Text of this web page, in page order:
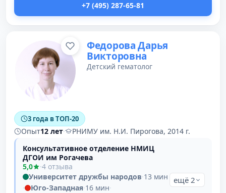
+7 (495) 287-65-81
Федорова Дарья
Викторовна
Детский гематолог
3 года в ТОП-20
Опыт12 лет·
РНИМУ им. Н.И. Пирогова, 2014 г.
Консультативное отделение НМИЦ
ДГОИ им Рогачева
5,0
·4 отзыва
Университет дружбы народов·13 мин
·
Юго-Западная·16 мин·
ещё 2